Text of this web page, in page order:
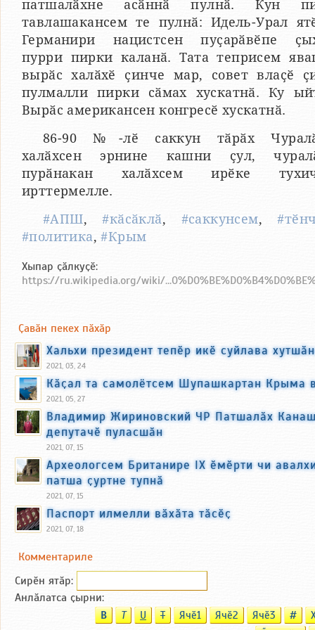
патшалӑхне асӑннӑ пулнӑ. Кун
тавлашакансем те пулнӑ: Идель-Урал
Германири нацистсен пуҫарӑвӗпе
пурри пирки каланӑ. Тата теприсем
вырӑс халӑхӗ ҫинче мар, совет влаҫӗ
пулмалли пирки сӑмах хускатнӑ. Ку
Вырӑс американсен конгресӗ хускатнӑ.
86-90 №-лӗ саккун тӑрӑх
халӑхсен эрнине кашни ҫул,
пурӑнакан халӑхсем ирӗке
ирттермелле.
#АПШ,#кӑсӑклӑ, #саккунсем,
#политика,#Крым
Хыпар ҫӑлкуҫӗ:
https://ru.wikipedia.org/wiki/
Ҫавӑн пекех пӑхӑр
Хальхи президент тепӗр икӗ суйлава
2021, 03, 24
Кӑҫал та самолётсем Шупашкартан Крыма
2021, 05, 27
Владимир Жириновский ЧР Патшалӑх
депутачӗ пуласшӑн
2021, 07, 15
Археологсем Британире IX ӗмӗрти чи
патша ҫуртне тупнӑ
2021, 07, 15
Паспорт илмелли вӑхӑта тӑсӗҫ
2021, 07, 18
Комментариле
Сирӗн ятӑp:
Анлӑлатса ҫырни:
B T U T Ячӗ1 Ячӗ2 Ячӗ3 #